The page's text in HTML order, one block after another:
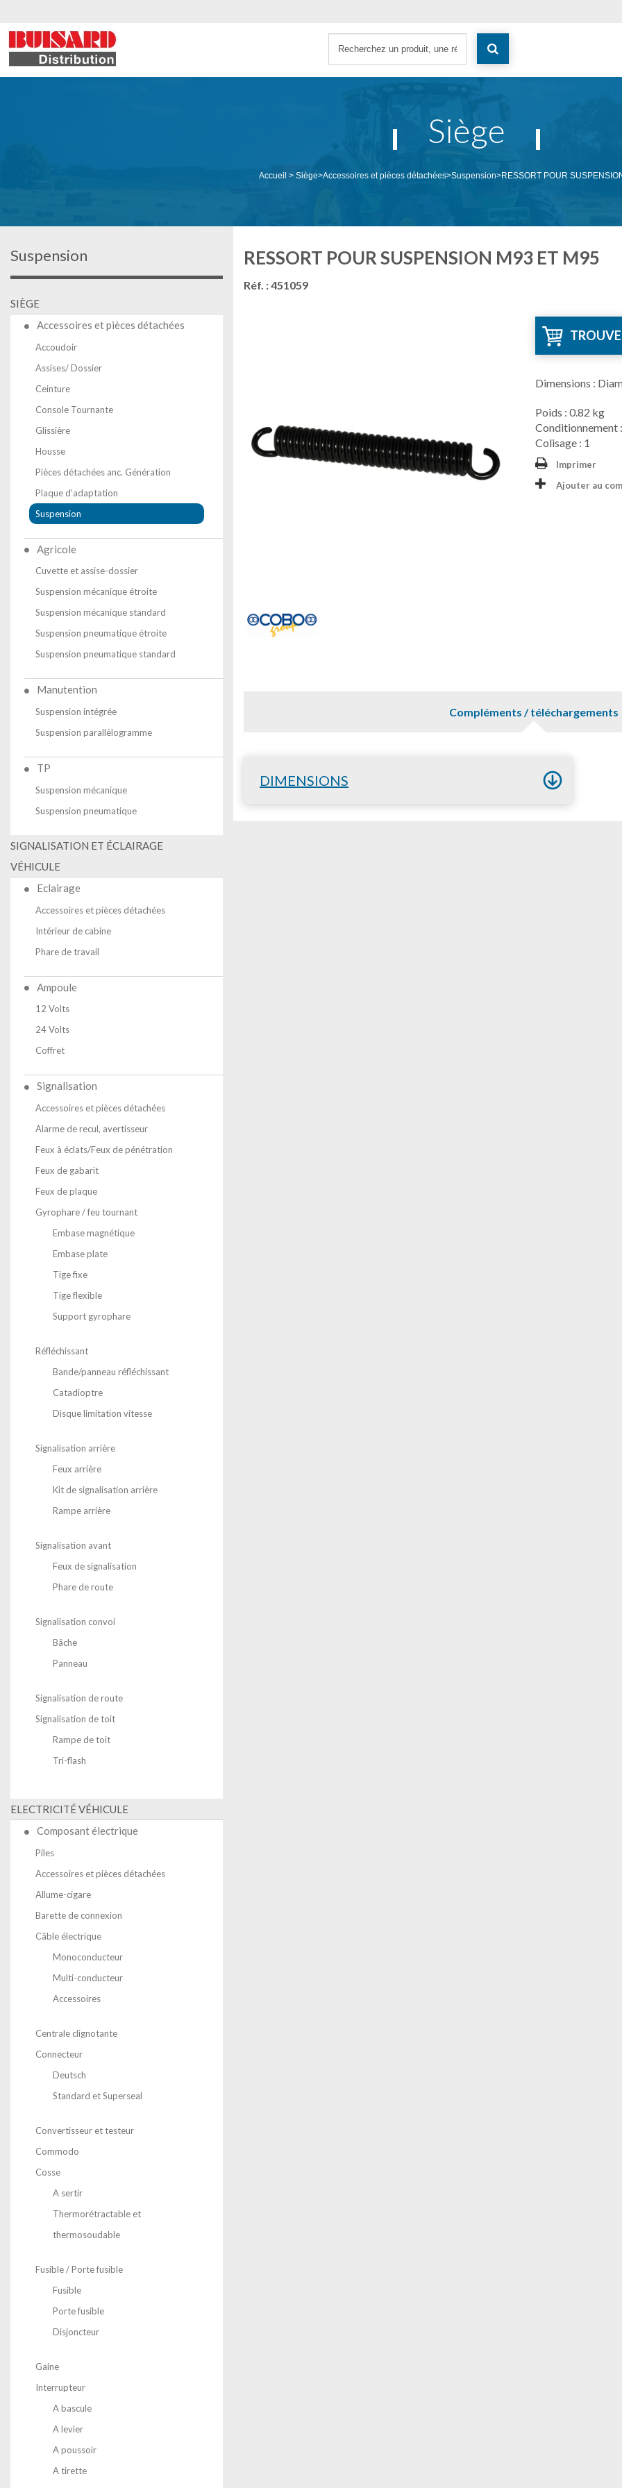
Siège
Accueil > Siège>Accessoires et pièces détachées>Suspension>RESSORT POUR
Suspension
SIÈGE
Accessoires et pièces détachées
Accoudoir
Assises/ Dossier
Ceinture
Console Tournante
Glissière
Housse
Pièces détachées anc. Génération
Plaque d'adaptation
Suspension
Agricole
Cuvette et assise-dossier
Suspension mécanique étroite
Suspension mécanique standard
Suspension pneumatique étroite
Suspension pneumatique standard
Manutention
Suspension intégrée
Suspension parallèlogramme
TP
Suspension mécanique
Suspension pneumatique
SIGNALISATION ET ÉCLAIRAGE
VÉHICULE
Eclairage
Accessoires et pièces détachées
Intérieur de cabine
Phare de travail
Ampoule
12 Volts
24 Volts
Coffret
Signalisation
Accessoires et pièces détachées
Alarme de recul, avertisseur
Feux à éclats/Feux de pénétration
Feux de gabarit
Feux de plaque
Gyrophare / feu tournant
Embase magnétique
Embase plate
Tige fixe
Tige flexible
Support gyrophare
Réfléchissant
Bande/panneau réfléchissant
Catadioptre
Disque limitation vitesse
Signalisation arrière
Feux arrière
Kit de signalisation arrière
Rampe arrière
Signalisation avant
Feux de signalisation
Phare de route
Signalisation convoi
Bâche
Panneau
Signalisation de route
Signalisation de toit
Rampe de toit
Tri-flash
ELECTRICITÉ VÉHICULE
Composant électrique
Piles
Accessoires et pièces détachées
Allume-cigare
Barette de connexion
Câble électrique
Monoconducteur
Multi-conducteur
Accessoires
Centrale clignotante
Connecteur
Deutsch
Standard et Superseal
Convertisseur et testeur
Commodo
Cosse
A sertir
Thermorétractable et
thermosoudable
Fusible / Porte fusible
Fusible
Porte fusible
Disjoncteur
Gaine
Interrupteur
A bascule
A levier
A poussoir
A tirette
RESSORT POUR SUSPENSION M93 ET M95
Réf. : 451059
Dimensions :
Poids : 0.82 kg
Conditionnement
Colisage : 1
Imprimer
Ajouter au
Compléments / téléchargements
DIMENSIONS